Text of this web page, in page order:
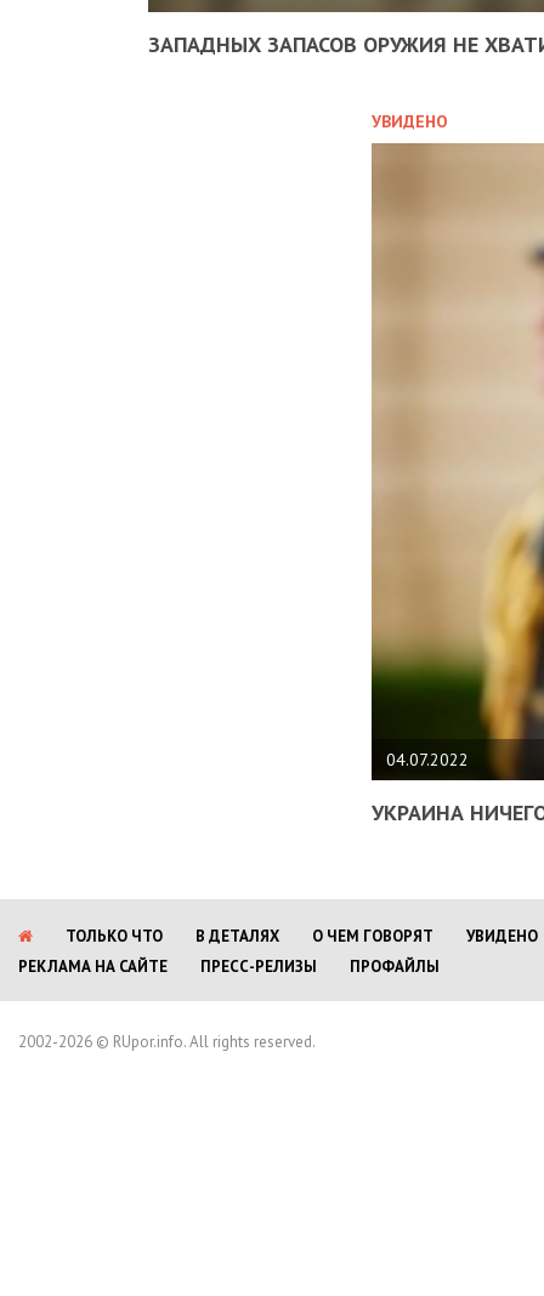
ЗАПАДНЫХ ЗАПАСОВ ОРУЖИЯ НЕ
УВИДЕНО
04.07.2022
УКРАИНА
ТОЛЬКО ЧТО В ДЕТАЛЯХ О ЧЕМ ГОВОРЯТ
УВИДЕНО
РЕКЛАМА НА САЙТЕ
ПРЕСС-РЕЛИЗЫ ПРОФАЙЛЫ
2002-2026 © RUpor.info. All rights reserved.